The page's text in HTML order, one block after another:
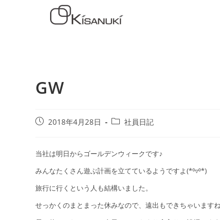
GW
2018年4月28日 社員日記
当社は明日からゴールデンウィークです♪
みんなたくさん遊ぶ計画を立てているようですよ(*⁰▿⁰*)
旅行に行くという人も結構いました。
せっかくのまとまった休みなので、遠出もできちゃいます